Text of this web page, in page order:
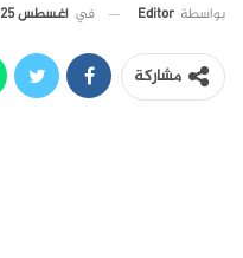
بواسطة Editor في أغسطس 25, 2025
مشاركة